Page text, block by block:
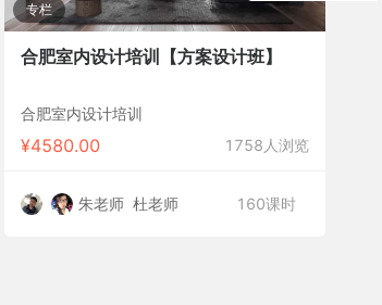
专栏
合肥室内设计培训【方案设计班】
合肥室内设计培训
¥4580.00 1758人浏览
160课时
朱老师 杜老师